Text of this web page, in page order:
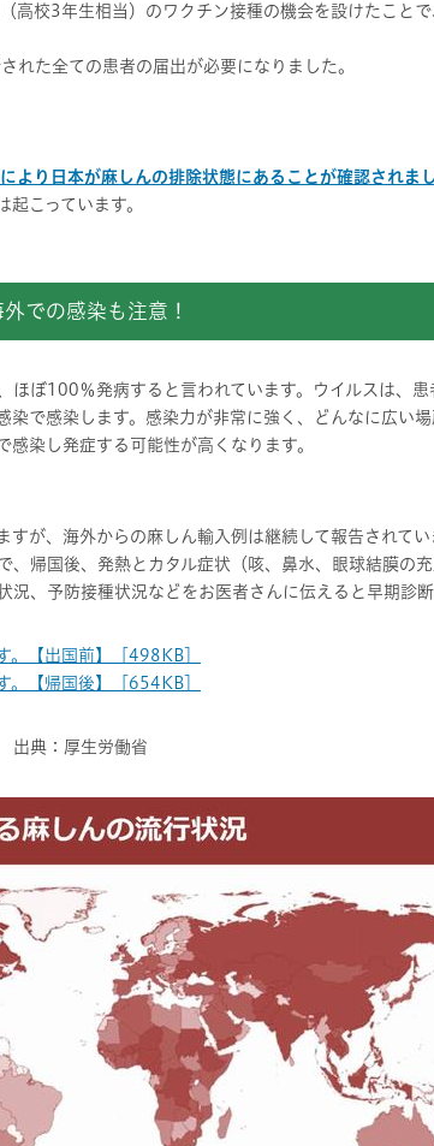
高校3年生相当）のワクチン接種の機会を設けたこと
れた全ての患者の届出が必要になりました。
より日本が麻しんの排除状態にあることが確認されま
こっています。
での感染も注意！
ほぼ100％発病すると言われています。ウイルスは、
染で感染します。感染力が非常に強く、どんなに広い
染し発症する可能性が高くなります。
が、海外からの麻しん輸入例は継続して報告されて
、帰国後、発熱とカタル症状（咳、鼻水、眼球結膜の
、予防接種状況などをお医者さんに伝えると早期診断
。【出国前】［498KB］
。【帰国後】［654KB］
出典：厚生労働省